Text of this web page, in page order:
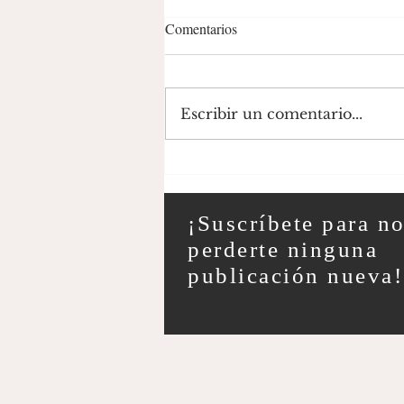
Romántico Empedernido;
Guillermo Reyes
Comentarios
Escribir un comentario...
¡Suscríbete para no
perderte ninguna
publicación nueva!